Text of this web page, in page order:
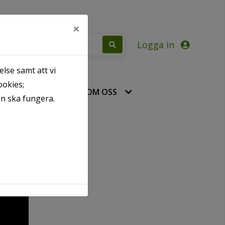
Logga in
KONTAKT / OM OSS
×
samt att vi
ska fungera.